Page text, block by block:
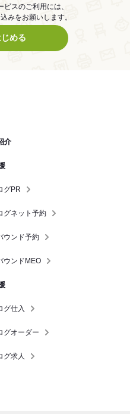
スのご利用には、
みをお願いします。
める
介
グPR
グネット予約
ウンド予約
ウンドMEO
グ仕入
グオーダー
グ求人